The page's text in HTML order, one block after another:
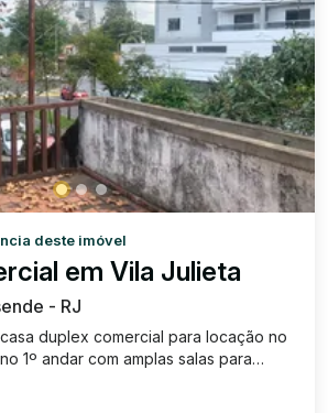
deste imóvel
em Vila Julieta
- RJ
duplex comercial para locação no
1º andar com amplas salas para
área ampla com piscina, área ampla